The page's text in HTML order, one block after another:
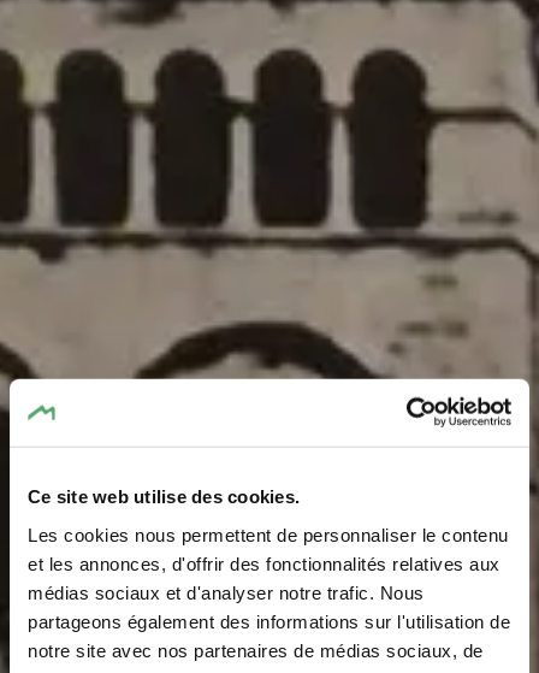
Ce site web utilise des cookies.
Les cookies nous permettent de personnaliser le contenu
et les annonces, d'offrir des fonctionnalités relatives aux
médias sociaux et d'analyser notre trafic. Nous
partageons également des informations sur l'utilisation de
notre site avec nos partenaires de médias sociaux, de
Dynamitage de la
Basilique